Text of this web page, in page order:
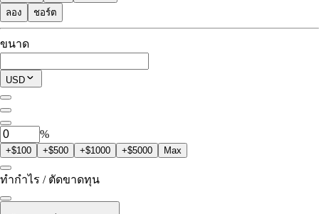
ที่ใช้เทรดได้
$0.00
โพซิชันปัจจุบัน
0AAVE
ลอง ชอร์ต
ขนาด
USD
%
+$100 +$500 +$1000 +$5000 Max
ทำกำไร / ตัดขาดทุน